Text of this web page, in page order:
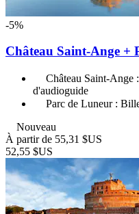
-5%
Château Saint-Ange +
Château Saint-Ange
d'audioguide
Parc de Luneur :
Nouveau
À partir de 55,31 $US
52,55 $US